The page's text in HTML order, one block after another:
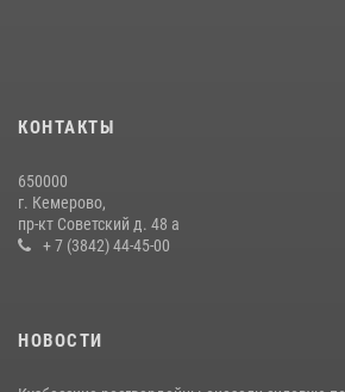
20 июля 2026, 08:52
гипермаркета товары на 13 тысяч рублей
16 июля 2026, 06:43
КОНТАКТЫ
650000
г. Кемерово,
пр-кт Советский д. 48 а
+ 7 (3842) 44-45-00
НОВОСТИ